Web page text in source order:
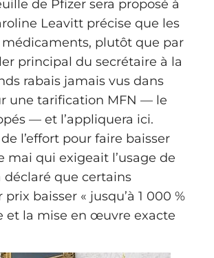
de Pfizer sera proposé à
Leavitt précise que les
plutôt que par
principal du secrétaire à la
rabais jamais vus dans
une tarification MFN — le
— et l’appliquera ici.
l’effort pour faire baisser
mai qui exigeait l’usage de
déclaré que certains
baisser « jusqu’à 1 000 %
et la mise en œuvre exacte